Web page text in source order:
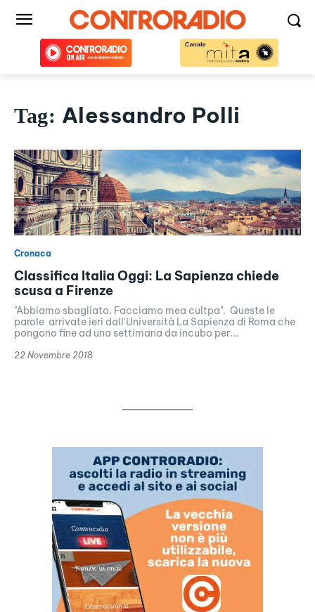
Tag: Alessandro Polli
Cronaca
Classifica Italia Oggi: La Sapienza chiede
scusa a Firenze
"Abbiamo sbagliato. Facciamo mea cultpa". Queste le
parole arrivate ieri dall'Università La Sapienza di Roma che
pongono fine ad una settimana da incubo per...
22 Novembre 2018